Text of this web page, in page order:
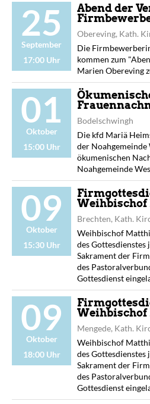
25
September
17:00 Uhr
Abend der
Obereving, Kath.
Die
kommen zum
Marien Obereving
01
Oktober
15:00 Uhr
Bodelschwingh
Die kfd Mariä
der
ökumenischen
Noahgemeinde
09
Oktober
15:30 Uhr
Brechten, Kath.
Weihbischof
des Gottesdienstes
Sakrament der
des
Gottesdienst
09
Oktober
18:00 Uhr
Mengede, Kath.
Weihbischof
des Gottesdienstes
Sakrament der
des
Gottesdienst